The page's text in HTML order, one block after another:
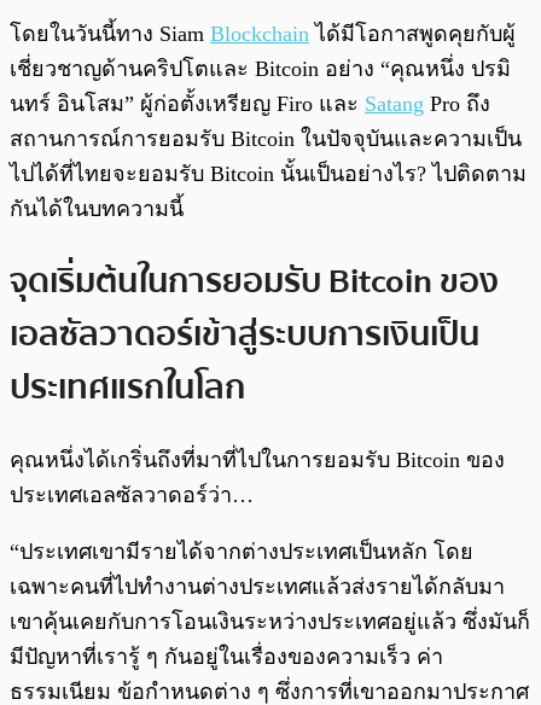
โดยในวันนี้ทาง Siam Blockchain ได้มีโอกาสพูดคุยกับผู้
เชี่ยวชาญด้านคริปโตและ Bitcoin อย่าง “คุณหนึ่ง ปรมิ
นทร์ อินโสม” ผู้ก่อตั้งเหรียญ Firo และ Satang Pro ถึง
สถานการณ์การยอมรับ Bitcoin ในปัจจุบันและความเป็น
ไปได้ที่ไทยจะยอมรับ Bitcoin นั้นเป็นอย่างไร? ไปติดตาม
กันได้ในบทความนี้
จุดเริ่มต้นในการยอมรับ Bitcoin ของ
เอลซัลวาดอร์เข้าสู่ระบบการเงินเป็น
ประเทศแรกในโลก
คุณหนึ่งได้เกริ่นถึงที่มาที่ไปในการยอมรับ Bitcoin ของ
ประเทศเอลซัลวาดอร์ว่า…
“ประเทศเขามีรายได้จากต่างประเทศเป็นหลัก โดย
เฉพาะคนที่ไปทำงานต่างประเทศแล้วส่งรายได้กลับมา
เขาคุ้นเคยกับการโอนเงินระหว่างประเทศอยู่แล้ว ซึ่งมันก็
มีปัญหาที่เรารู้ ๆ กันอยู่ในเรื่องของความเร็ว ค่า
ธรรมเนียม ข้อกำหนดต่าง ๆ ซึ่งการที่เขาออกมาประกาศ